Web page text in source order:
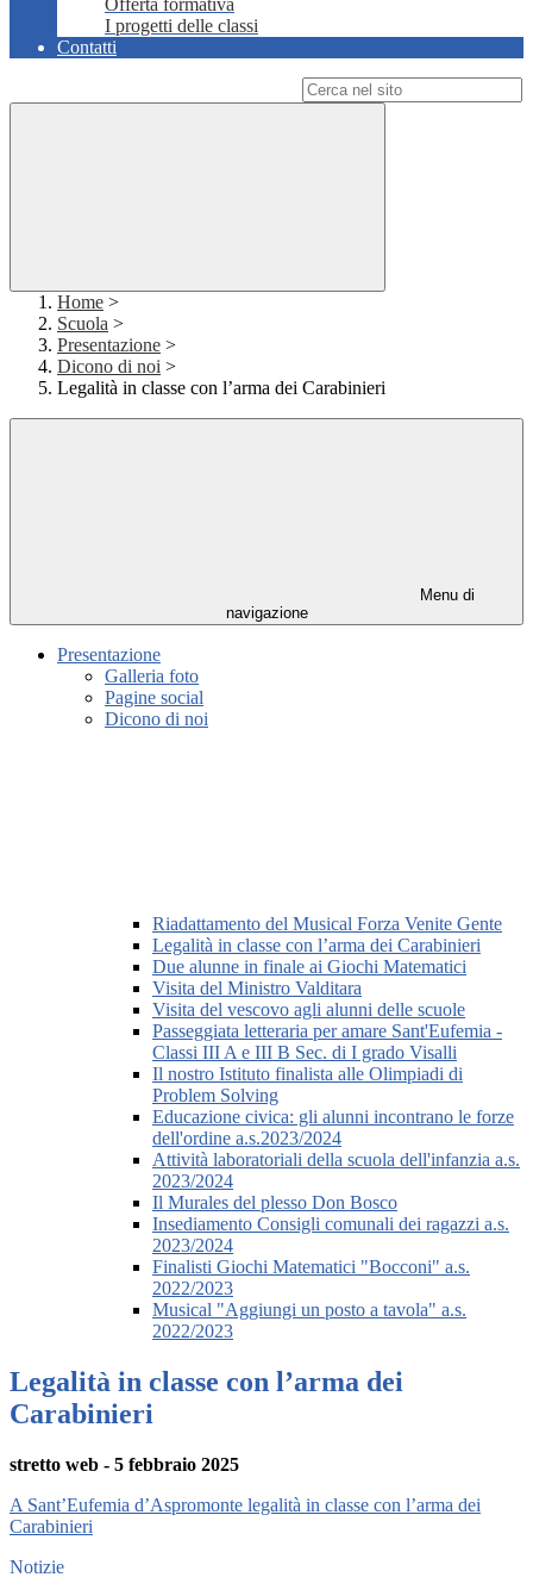
Offerta formativa
I progetti delle classi
Contatti
Home >
Scuola >
Presentazione >
Dicono di noi >
Legalità in classe con l’arma dei Carabinieri
Menu di
navigazione
Presentazione
Galleria foto
Pagine social
Dicono di noi
Riadattamento del Musical Forza Venite Gente
Legalità in classe con l’arma dei Carabinieri
Due alunne in finale ai Giochi Matematici
Visita del Ministro Valditara
Visita del vescovo agli alunni delle scuole
Passeggiata letteraria per amare Sant'Eufemia -
Classi III A e III B Sec. di I grado Visalli
Il nostro Istituto finalista alle Olimpiadi di
Problem Solving
Educazione civica: gli alunni incontrano le forze
dell'ordine a.s.2023/2024
Attività laboratoriali della scuola dell'infanzia a.s.
2023/2024
Il Murales del plesso Don Bosco
Insediamento Consigli comunali dei ragazzi a.s.
2023/2024
Finalisti Giochi Matematici "Bocconi" a.s.
2022/2023
Musical "Aggiungi un posto a tavola" a.s.
2022/2023
Legalità in classe con l’arma dei
Carabinieri
stretto web - 5 febbraio 2025
A Sant’Eufemia d’Aspromonte legalità in classe con l’arma dei
Carabinieri
Notizie